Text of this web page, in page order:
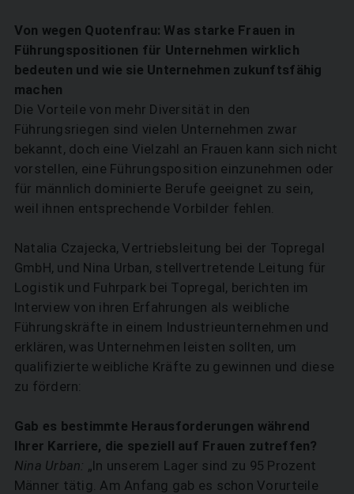
Von wegen Quotenfrau: Was starke Frauen in
Führungspositionen für Unternehmen wirklich
bedeuten und wie sie Unternehmen zukunftsfähig
machen
Die Vorteile von mehr Diversität in den
Führungsriegen sind vielen Unternehmen zwar
bekannt, doch eine Vielzahl an Frauen kann sich nicht
vorstellen, eine Führungsposition einzunehmen oder
für männlich dominierte Berufe geeignet zu sein,
weil ihnen entsprechende Vorbilder fehlen.
Natalia Czajecka, Vertriebsleitung bei der Topregal
GmbH, und Nina Urban, stellvertretende Leitung für
Logistik und Fuhrpark bei Topregal, berichten im
Interview von ihren Erfahrungen als weibliche
Führungskräfte in einem Industrieunternehmen und
erklären, was Unternehmen leisten sollten, um
qualifizierte weibliche Kräfte zu gewinnen und diese
zu fördern:
Gab es bestimmte Herausforderungen während
Ihrer Karriere, die speziell auf Frauen zutreffen?
Nina Urban: „In unserem Lager sind zu 95 Prozent
Männer tätig. Am Anfang gab es schon Vorurteile